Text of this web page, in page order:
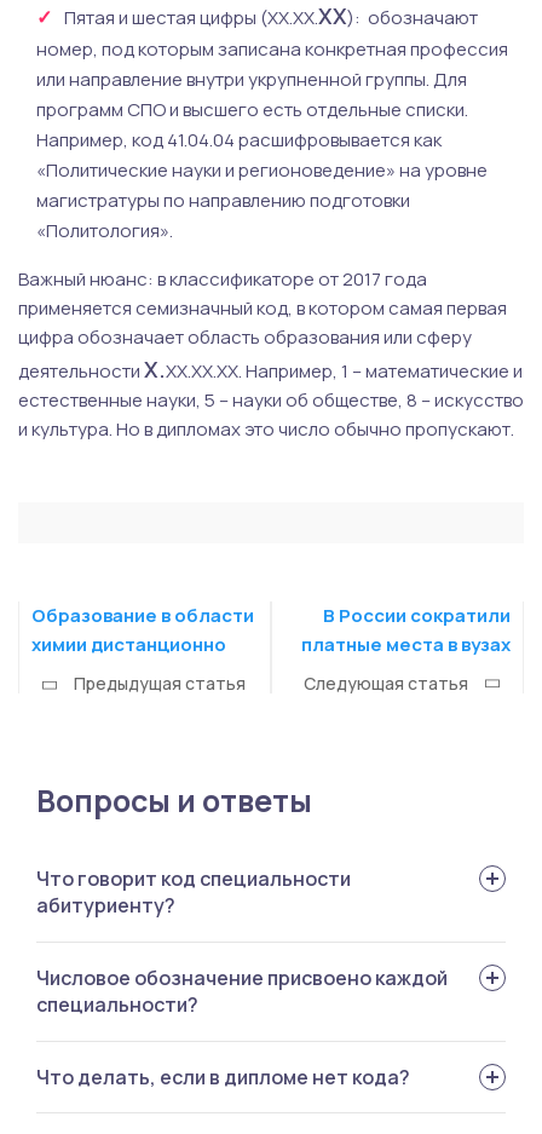
Пятая и шестая цифры (ХХ.ХХ.ХХ): обозначают
номер, под которым записана конкретная профессия
или направление внутри укрупненной группы. Для
программ СПО и высшего есть отдельные списки.
Например, код 41.04.04 расшифровывается как
«Политические науки и регионоведение» на уровне
магистратуры по направлению подготовки
«Политология».
Важный нюанс: в классификаторе от 2017 года
применяется семизначный код, в котором самая первая
цифра обозначает область образования или сферу
деятельностиХ.ХХ.ХХ.ХХ. Например, 1 – математические и
естественные науки, 5 – науки об обществе, 8 – искусство
и культура. Но в дипломах это число обычно пропускают.
Образование в области
химии дистанционно
Предыдущая статья
В России сократили
платные места в вузах
Следующая статья
Вопросы и ответы
Что говорит код специальности
абитуриенту?
С помощью кода можно понять, к какой группе
относится программа и какого уровня это
Числовое обозначение присвоено каждой
специальности?
Да, коды уникальные.
Что делать, если в дипломе нет кода?